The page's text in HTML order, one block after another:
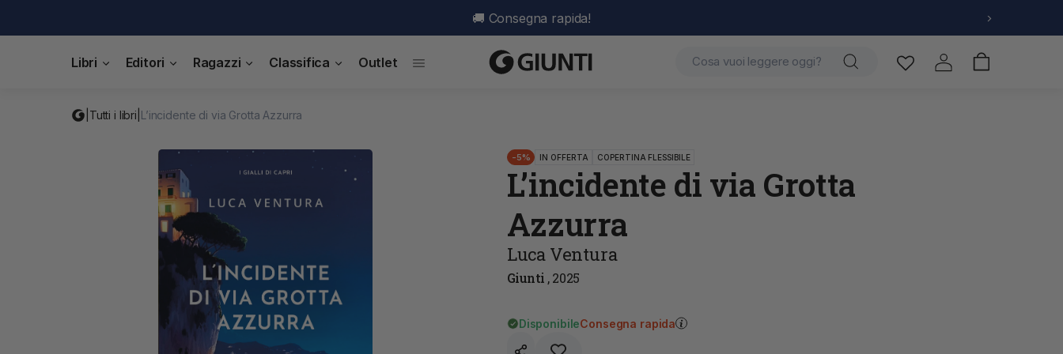
🚚 Consegna rapida!
Libri Editori Ragazzi Classifica
Outlet
Tutti i libri L’incidente di via Grotta Azzurra
-5% IN OFFERTA COPERTINA FLESSIBILE
L’incidente di via Grotta
Azzurra
Luca Ventura
Giunti ,2025
DisponibileConsegna rapida